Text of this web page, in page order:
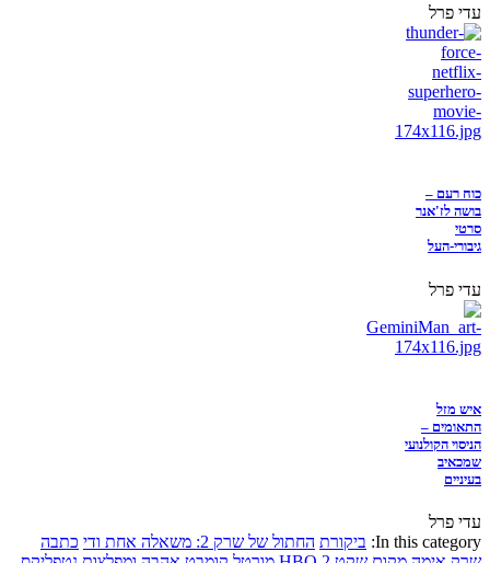
עדי פרל
כוח רעם –
בושה לז'אנר
סרטי
גיבורי-העל
עדי פרל
איש מזל
התאומים –
הניסוי הקולנועי
שמכאיב
בעיניים
עדי פרל
In this category: ביקורת החתול של שרק 2: משאלה אחת ודי
כתבה